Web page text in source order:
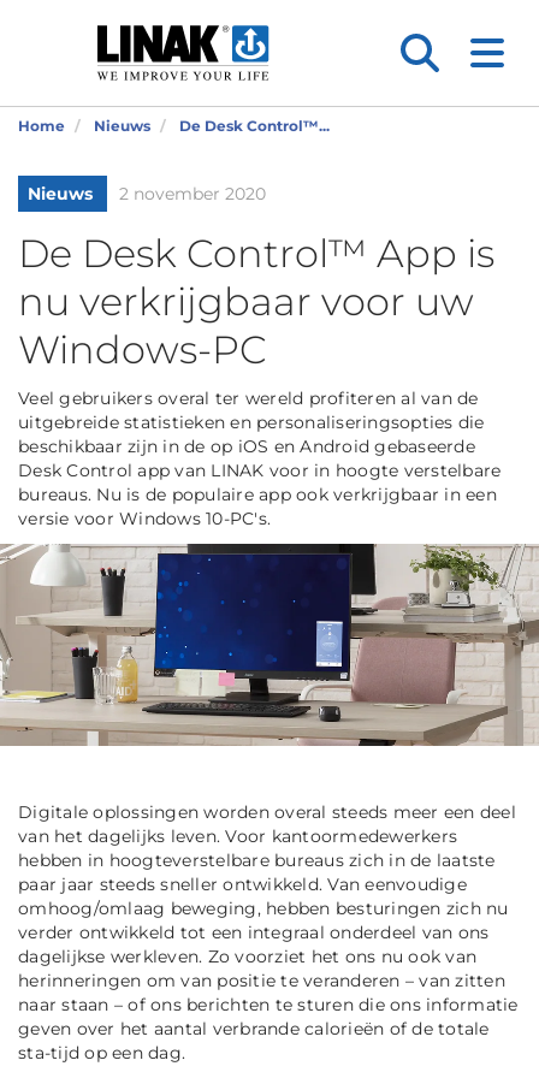
Home Nieuws De Desk Control™...
Nieuws 2 november 2020
De Desk Control™ App is
nu verkrijgbaar voor uw
Windows-PC
Veel gebruikers overal ter wereld profiteren al van de
uitgebreide statistieken en personaliseringsopties die
beschikbaar zijn in de op iOS en Android gebaseerde
Desk Control app van LINAK voor in hoogte verstelbare
bureaus. Nu is de populaire app ook verkrijgbaar in een
versie voor Windows 10-PC's.
Digitale oplossingen worden overal steeds meer een deel
van het dagelijks leven. Voor kantoormedewerkers
hebben in hoogteverstelbare bureaus zich in de laatste
paar jaar steeds sneller ontwikkeld. Van eenvoudige
omhoog/omlaag beweging, hebben besturingen zich nu
verder ontwikkeld tot een integraal onderdeel van ons
dagelijkse werkleven. Zo voorziet het ons nu ook van
herinneringen om van positie te veranderen – van zitten
naar staan – of ons berichten te sturen die ons informatie
geven over het aantal verbrande calorieën of de totale
sta-tijd op een dag.